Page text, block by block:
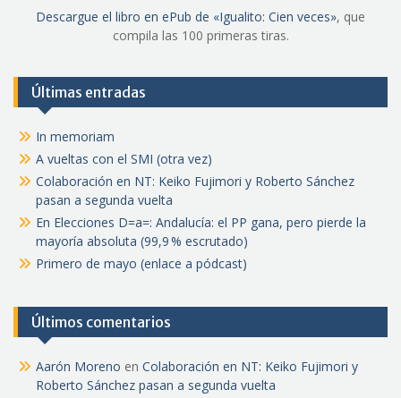
Descargue el libro en ePub de «Igualito: Cien veces», que
compila las 100 primeras tiras.
Últimas entradas
In memoriam
A vueltas con el SMI (otra vez)
Colaboración en NT: Keiko Fujimori y Roberto Sánchez
pasan a segunda vuelta
En Elecciones D=a=: Andalucía: el PP gana, pero pierde la
mayoría absoluta (99,9 % escrutado)
Primero de mayo (enlace a pódcast)
Últimos comentarios
Aarón Moreno en Colaboración en NT: Keiko Fujimori y
Roberto Sánchez pasan a segunda vuelta